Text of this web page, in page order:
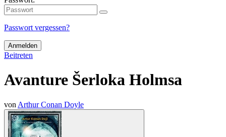
Passwort vergessen?
Anmelden
Beitreten
Avanture Šerloka Holmsa
von Arthur Conan Doyle